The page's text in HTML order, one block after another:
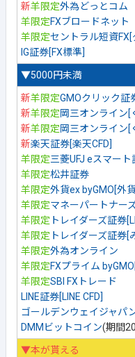
新羊限定外為どっとコム
羊限定FXブロードネット
羊限定セントラル短資
IG証券[FX標準]
▼5000円未満
新羊限定GMOクリック証
新羊限定岡三オンライン[
新羊限定岡三オンライン[
新楽天証券[楽天CFD]
羊限定三菱UFJ eスマート
羊限定松井証券
羊限定外貨ex byGMO[外
羊限定マネーパートナー
羊限定 トレイダーズ証券
羊限定 トレイダーズ証券[
羊限定外為オンライン
羊限定FXプライム
羊限定SBI FXトレード
LINE証券[LINE CFD]
ゴールデンウェイジャパ
DMMビットコイン(期間
▼本が貰える